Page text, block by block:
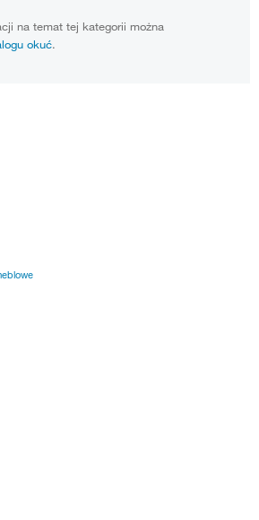
na temat tej kategorii można
okuć.